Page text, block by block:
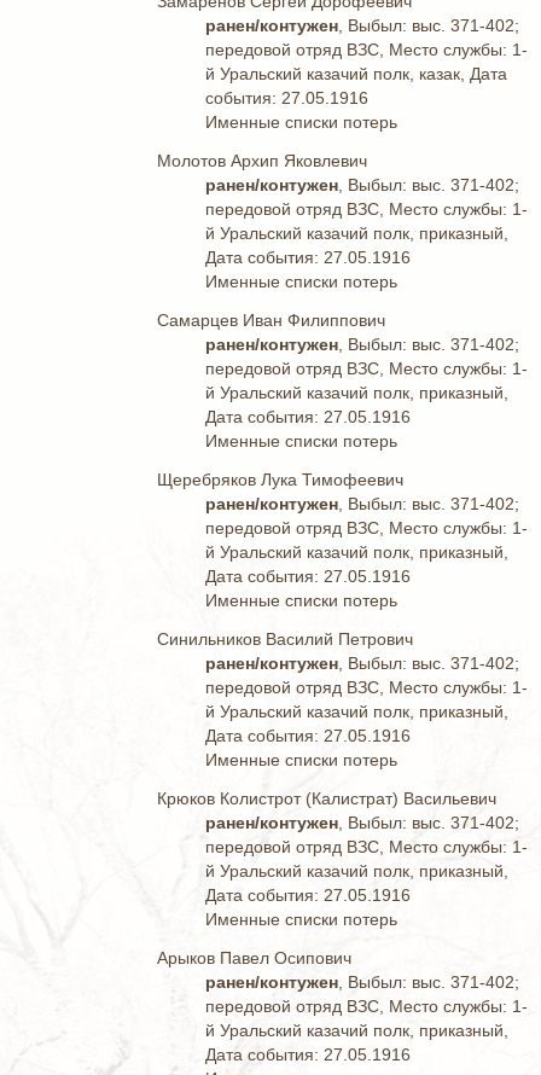
ранен/контужен , Выбыл: выс. 371-402;
передовой отряд ВЗС, Место службы: 1-
й Уральский казачий полк, казак, Дата
события: 27.05.1916
Именные списки потерь
Молотов Архип Яковлевич
ранен/контужен , Выбыл: выс. 371-402;
передовой отряд ВЗС, Место службы: 1-
й Уральский казачий полк, приказный,
Дата события: 27.05.1916
Именные списки потерь
Самарцев Иван Филиппович
ранен/контужен , Выбыл: выс. 371-402;
передовой отряд ВЗС, Место службы: 1-
й Уральский казачий полк, приказный,
Дата события: 27.05.1916
Именные списки потерь
Щеребряков Лука Тимофеевич
ранен/контужен , Выбыл: выс. 371-402;
передовой отряд ВЗС, Место службы: 1-
й Уральский казачий полк, приказный,
Дата события: 27.05.1916
Именные списки потерь
Синильников Василий Петрович
ранен/контужен , Выбыл: выс. 371-402;
передовой отряд ВЗС, Место службы: 1-
й Уральский казачий полк, приказный,
Дата события: 27.05.1916
Именные списки потерь
Крюков Колистрот (Калистрат) Васильевич
ранен/контужен , Выбыл: выс. 371-402;
передовой отряд ВЗС, Место службы: 1-
й Уральский казачий полк, приказный,
Дата события: 27.05.1916
Именные списки потерь
Арыков Павел Осипович
ранен/контужен , Выбыл: выс. 371-402;
передовой отряд ВЗС, Место службы: 1-
й Уральский казачий полк, приказный,
Дата события: 27.05.1916